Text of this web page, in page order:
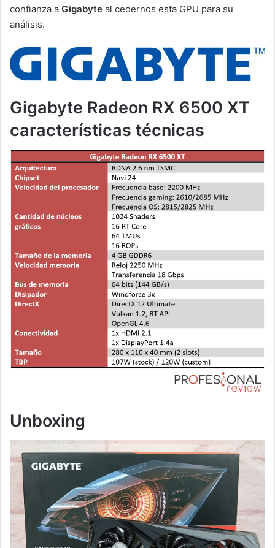
confianza a Gigabyte al cedernos esta GPU para su
análisis.
Gigabyte Radeon RX 6500 XT
características técnicas
Unboxing